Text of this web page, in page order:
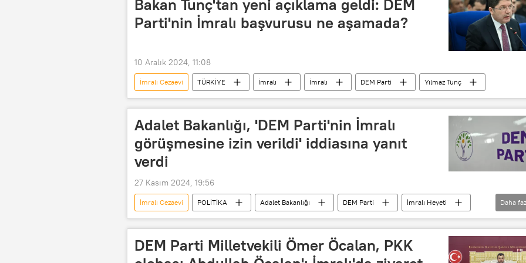
Bakan Tunç'tan yeni açıklama geldi: DEM
Parti'nin İmralı başvurusu ne aşamada?
10 Aralık 2024, 11:08
İmralı Cezaevi TÜRKİYE İmralı İmralı DEM Parti Yılmaz Tunç
Adalet Bakanlığı, 'DEM Parti'nin İmralı
görüşmesine izin verildi' iddiasına yanıt
verdi
27 Kasım 2024, 19:56
İmralı Cezaevi POLİTİKA Adalet Bakanlığı DEM Parti
İmralı Heyeti
İmralı tutanakları
İmralı Abdullah Öcalan Avukat
Daha
DEM Parti Milletvekili Ömer Öcalan, PKK